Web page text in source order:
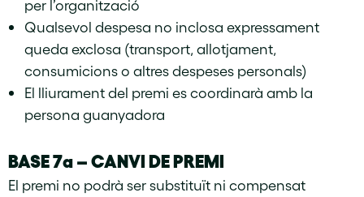
per l’organització
Qualsevol despesa no inclosa expressament
queda exclosa (transport, allotjament,
consumicions o altres despeses personals)
El lliurament del premi es coordinarà amb la
persona guanyadora
BASE 7a –CANVI DE PREMI
El premi no podrà ser substituït ni compensat